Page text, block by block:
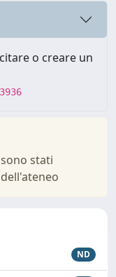
o creare un
stati
ND